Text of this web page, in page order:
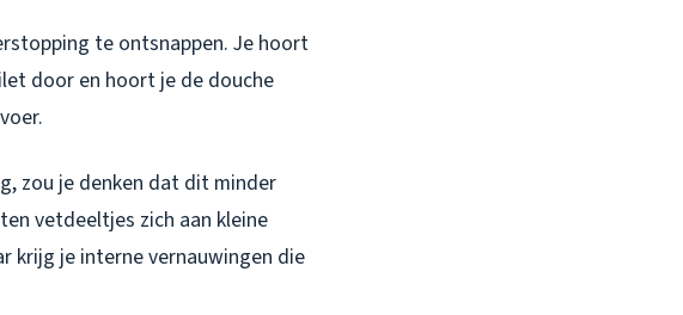
te ontsnappen. Je hoort
door en hoort je de douche
zou je denken dat dit minder
vetdeeltjes zich aan kleine
krijg je interne vernauwingen die